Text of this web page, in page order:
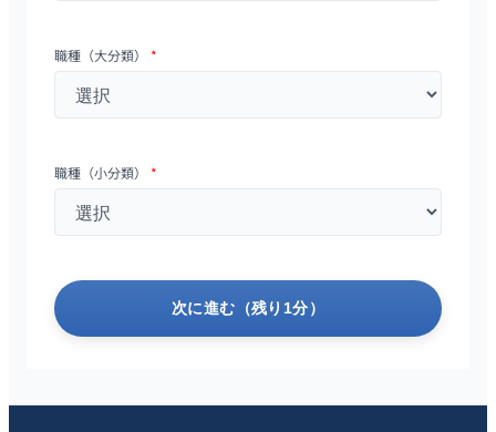
職種（大分類） *
職種（小分類） *
次に進む（残り1分）